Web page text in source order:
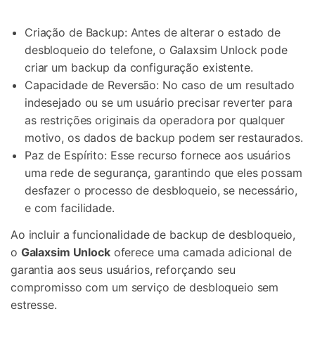
Criação de Backup: Antes de alterar o estado de
desbloqueio do telefone, o Galaxsim Unlock pode
criar um backup da configuração existente.
Capacidade de Reversão: No caso de um resultado
indesejado ou se um usuário precisar reverter para
as restrições originais da operadora por qualquer
motivo, os dados de backup podem ser restaurados.
Paz de Espírito: Esse recurso fornece aos usuários
uma rede de segurança, garantindo que eles possam
desfazer o processo de desbloqueio, se necessário,
e com facilidade.
Ao incluir a funcionalidade de backup de desbloqueio,
o Galaxsim Unlockoferece uma camada adicional de
garantia aos seus usuários, reforçando seu
compromisso com um serviço de desbloqueio sem
estresse.